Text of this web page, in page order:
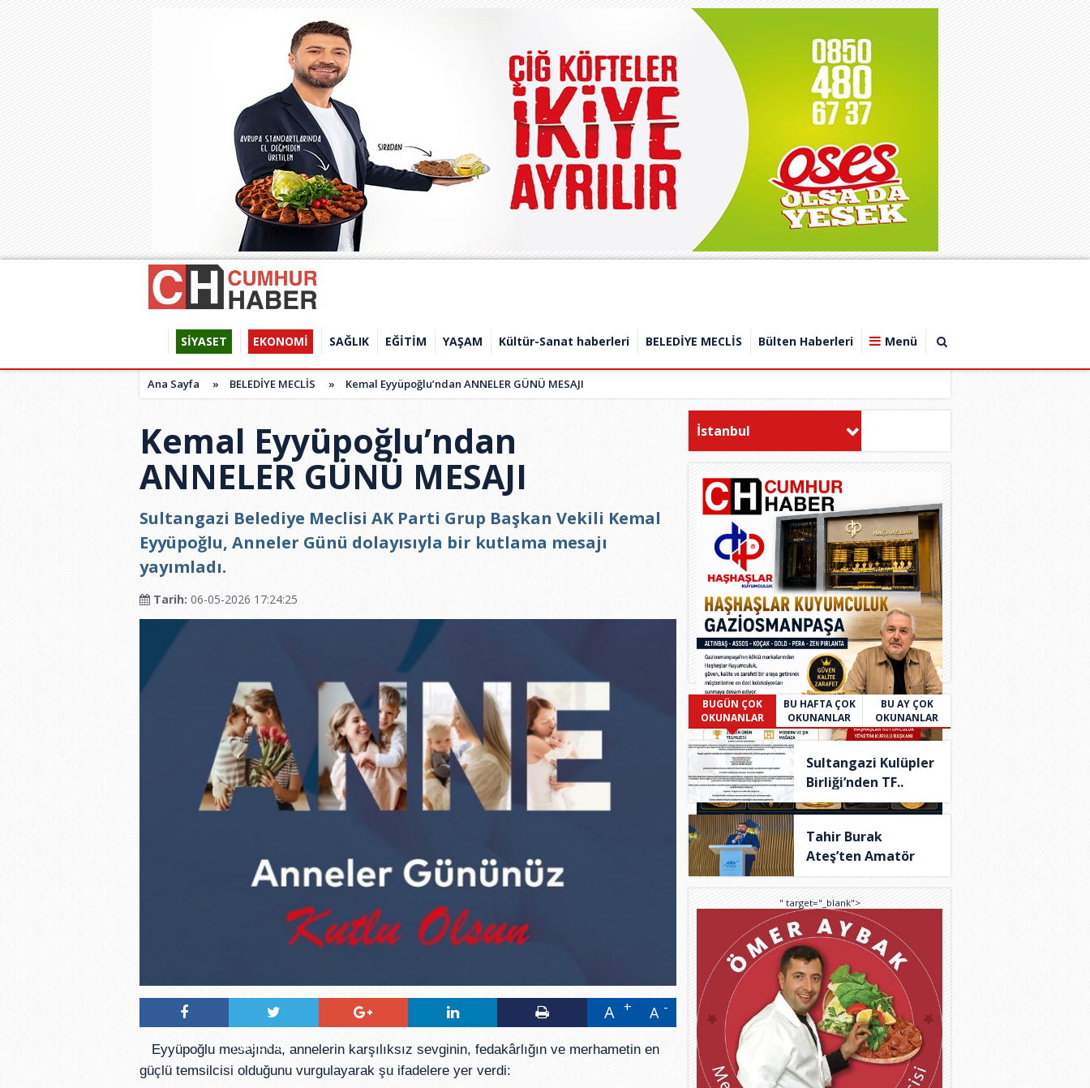
SİYASET EKONOMİ SAĞLIK EĞİTİM YAŞAM Kültür-Sanat haberleri BELEDİYE MECLİS Bülten Haberleri Menü
Ana Sayfa » BELEDİYE MECLİS » Kemal Eyyüpoğlu’ndan ANNELER GÜNÜ MESAJI
Kemal Eyyüpoğlu’ndan
ANNELER GÜNÜ MESAJI
Sultangazi Belediye Meclisi AK Parti Grup Başkan Vekili Kemal
Eyyüpoğlu, Anneler Günü dolayısıyla bir kutlama mesajı
yayımladı.
Tarih: 06-05-2026 17:24:25
Tweetle
A A
Eyyüpoğlu mesajında, annelerin karşılıksız sevginin, fedakârlığın ve merhametin en
güçlü temsilcisi olduğunu vurgulayarak şu ifadelere yer verdi:
İstanbul
BUGÜN ÇOK
OKUNANLAR
BU HAFTA ÇOK
OKUNANLAR
BU AY ÇOK
OKUNANLAR
Sultangazi Kulüpler
Birliği’nden TF..
Tahir Burak
Ateş’ten Amatör
Spor İç..
" target="_blank">